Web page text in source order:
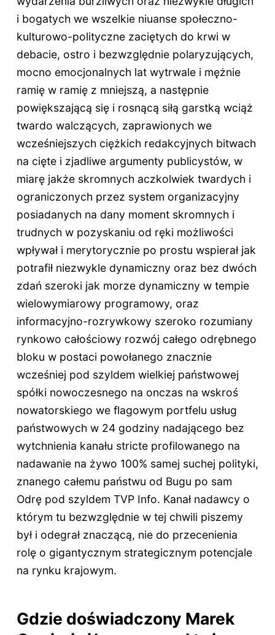
i bogatych we wszelkie niuanse społeczno-
kulturowo-polityczne zaciętych do krwi w
debacie, ostro i bezwzględnie polaryzujących,
mocno emocjonalnych lat wytrwale i mężnie
ramię w ramię z mniejszą, a następnie
powiększającą się i rosnącą siłą garstką wciąż
twardo walczących, zaprawionych we
wcześniejszych ciężkich redakcyjnych bitwach
na cięte i zjadliwe argumenty publicystów, w
miarę jakże skromnych aczkolwiek twardych i
ograniczonych przez system organizacyjny
posiadanych na dany moment skromnych i
trudnych w pozyskaniu od ręki możliwości
wpływał i merytorycznie po prostu wspierał jak
potrafił niezwykle dynamiczny oraz bez dwóch
zdań szeroki jak morze dynamiczny w tempie
wielowymiarowy programowy, oraz
informacyjno-rozrywkowy szeroko rozumiany
rynkowo całościowy rozwój całego odrębnego
bloku w postaci powołanego znacznie
wcześniej pod szyldem wielkiej państwowej
spółki nowoczesnego na onczas na wskroś
nowatorskiego we flagowym portfelu usług
państwowych w 24 godziny nadającego bez
wytchnienia kanału stricte profilowanego na
nadawanie na żywo 100% samej suchej polityki,
znanego całemu państwu od Bugu po sam
Odrę pod szyldem TVP Info. Kanał nadawcy o
którym tu bezwzględnie w tej chwili piszemy
był i odegrał znaczącą, nie do przecenienia
rolę o gigantycznym strategicznym potencjale
na rynku krajowym.
Gdzie doświadczony Marek